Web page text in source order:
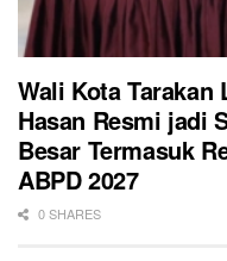
Wali Kota
Hasan Resmi jadi
Besar Termasuk
ABPD 2027
0 SHARES